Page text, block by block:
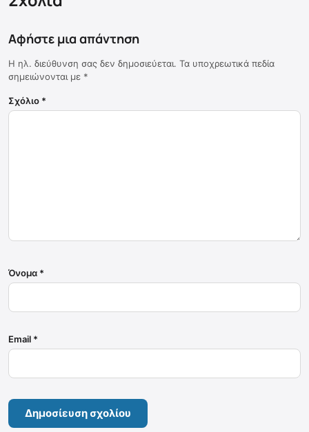
Αφήστε μια απάντηση
Η ηλ. διεύθυνση σας δεν δημοσιεύεται. Τα υποχρεωτικά πεδία
σημειώνονται με *
Σχόλιο *
Όνομα *
Email *